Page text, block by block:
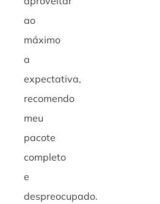
ao
máximo
a
expectativa,
recomendo
meu
pacote
completo
e
despreocupado.